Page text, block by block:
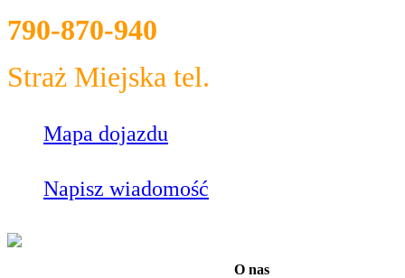
790-870-940
Straż Miejska tel.
Mapa dojazdu
Napisz wiadomość
O nas